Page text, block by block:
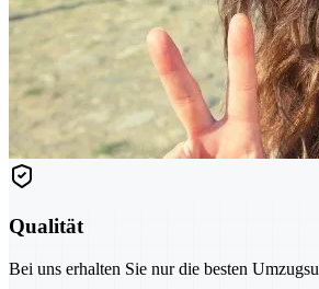
Qualität
Bei uns erhalten Sie nur die besten